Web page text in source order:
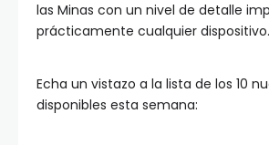
las Minas con un nivel de detalle
prácticamente cualquier dispositivo.
Echa un vistazo a la lista de los 10
disponibles esta semana: